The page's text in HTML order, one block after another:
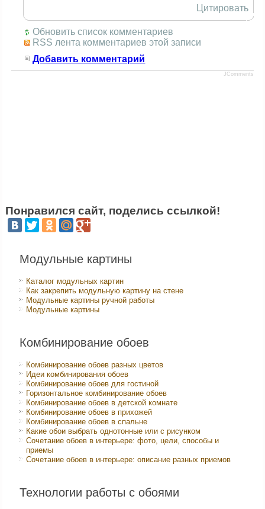
Цитировать
Обновить список комментариев
RSS лента комментариев этой записи
Добавить комментарий
JComments
Понравился сайт, поделись ссылкой!
Модульные картины
Каталог модульных картин
Как закрепить модульную картину на стене
Модульные картины ручной работы
Модульные картины
Комбинирование обоев
Комбинирование обоев разных цветов
Идеи комбинирования обоев
Комбинирование обоев для гостиной
Горизонтальное комбинирование обоев
Комбинирование обоев в детской комнате
Комбинирование обоев в прихожей
Комбинирование обоев в спальне
Какие обои выбрать однотонные или с рисунком
Сочетание обоев в интерьере: фото, цели, способы и
приемы
Сочетание обоев в интерьере: описание разных приемов
Технологии работы с обоями